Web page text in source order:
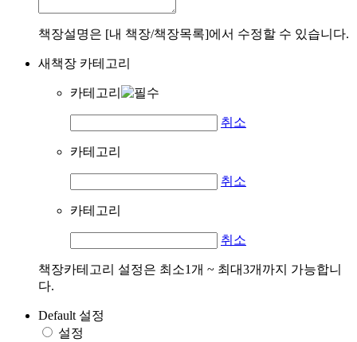
책장설명은 [내 책장/책장목록]에서 수정할 수 있습니다.
새책장 카테고리
카테고리
취소
카테고리
취소
카테고리
취소
책장카테고리 설정은 최소1개 ~ 최대3개까지 가능합니
다.
Default 설정
설정